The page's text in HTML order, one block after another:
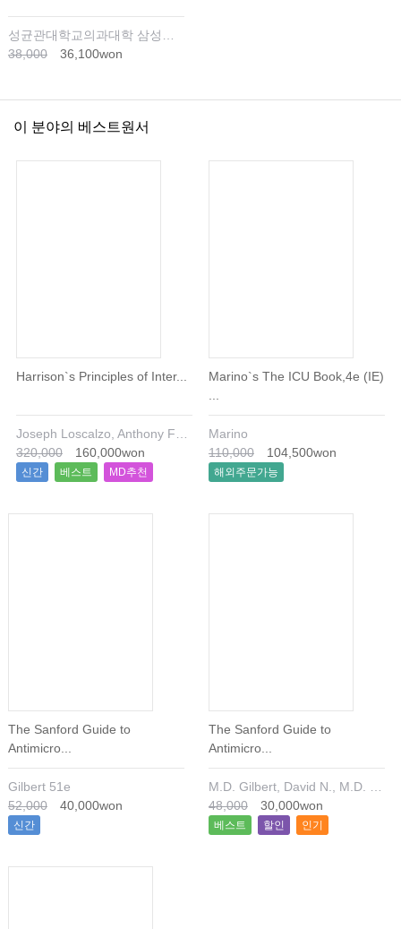
38,000
36,100won
이 분야의 베스트원서
Harrison`s Principles of Inter...
320,000
160,000won
신간 베스트 MD추천
Marino`s The ICU Book,4e (IE)
Marino
110,000
104,500won
해외주문가능
The Sanford Guide to
Antimicro...
Gilbert 51e
52,000
40,000won
신간
The Sanford Guide to
Antimicro...
48,000
30,000won
베스트 할인 인기